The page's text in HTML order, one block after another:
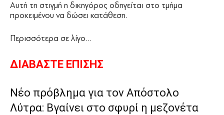
Αυτή τη στιγμή η δικηγόρος οδηγείται στο τμήμα
προκειμένου να δώσει κατάθεση.
Περισσότερα σε λίγο…
ΔΙΑΒΑΣΤΕ ΕΠΙΣΗΣ
Νέο πρόβλημα για τον Απόστολο
Λύτρα: Βγαίνει στο σφυρί η μεζονέτα